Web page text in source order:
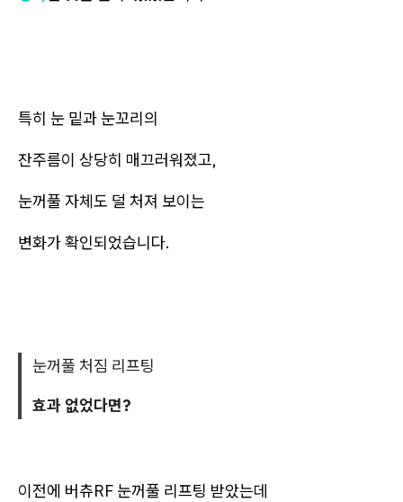
특히 눈 밑과 눈꼬리의
잔주름이 상당히 매끄러워졌고,
눈꺼풀 자체도 덜 처져 보이는
변화가 확인되었습니다.
눈꺼풀 처짐 리프팅
효과 없었다면?
이전에 버츄RF 눈꺼풀 리프팅 받았는데